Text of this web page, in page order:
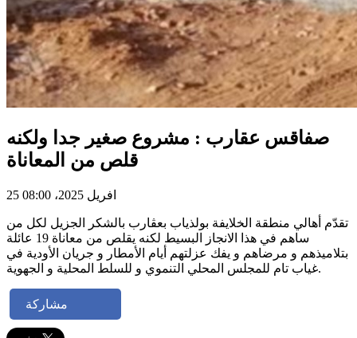
صفاقس عقارب : مشروع صغير جدا ولكنه
قلص من المعاناة
25 افريل 2025، 08:00
تقدّم أهالي منطقة الخلايفة بولذياب بعڨارب بالشكر الجزيل لكل من
ساهم في هذا الانجاز البسيط لكنه يقلص من معاناة 19 عائلة
بتلاميذهم و مرضاهم و يفك عزلتهم أيام الأمطار و جريان الأودية في
غياب تام للمجلس المحلي التنموي و للسلط المحلية و الجهوية.
مشاركة